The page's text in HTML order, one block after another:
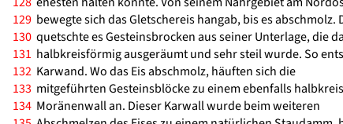
129 bewegte sich das Gletschereis hangab, bis es abschmolz.
130 quetschte es Gesteinsbrocken aus seiner Unterlage, die
131 halbkreisförmig ausgeräumt und sehr steil wurde. So
132 Karwand. Wo das Eis abschmolz, häuften sich die
133 mitgeführten Gesteinsblöcke zu einem ebenfalls
134 Moränenwall an. Dieser Karwall wurde beim weiteren